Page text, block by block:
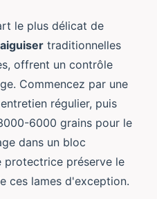
le plus délicat de
traditionnelles
offrent un contrôle
Commencez par une
régulier, puis
6000 grains pour le
dans un bloc
protectrice préserve le
ces lames d'exception.